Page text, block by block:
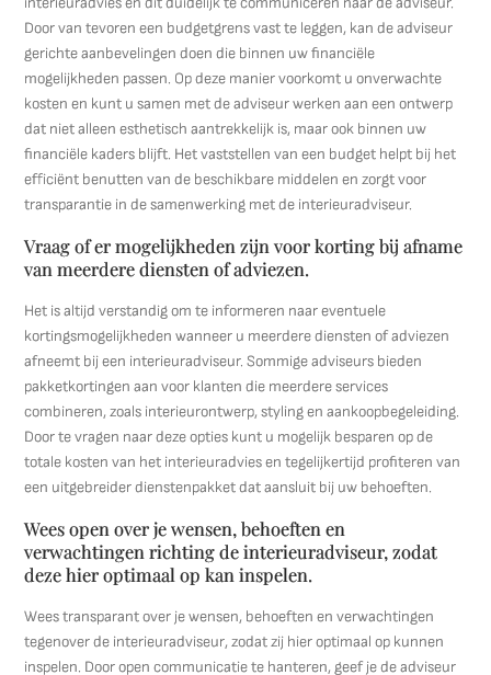
Door van tevoren een budgetgrens vast te leggen, kan de adviseur
gerichte aanbevelingen doen die binnen uw financiële
mogelijkheden passen. Op deze manier voorkomt u onverwachte
kosten en kunt u samen met de adviseur werken aan een ontwerp
dat niet alleen esthetisch aantrekkelijk is, maar ook binnen uw
financiële kaders blijft. Het vaststellen van een budget helpt bij het
efficiënt benutten van de beschikbare middelen en zorgt voor
transparantie in de samenwerking met de interieuradviseur.
Vraag of er mogelijkheden zijn voor korting bij afname
van meerdere diensten of adviezen.
Het is altijd verstandig om te informeren naar eventuele
kortingsmogelijkheden wanneer u meerdere diensten of adviezen
afneemt bij een interieuradviseur. Sommige adviseurs bieden
pakketkortingen aan voor klanten die meerdere services
combineren, zoals interieurontwerp, styling en aankoopbegeleiding.
Door te vragen naar deze opties kunt u mogelijk besparen op de
totale kosten van het interieuradvies en tegelijkertijd profiteren van
een uitgebreider dienstenpakket dat aansluit bij uw behoeften.
Wees open over je wensen, behoeften en
verwachtingen richting de interieuradviseur, zodat
deze hier optimaal op kan inspelen.
Wees transparant over je wensen, behoeften en verwachtingen
tegenover de interieuradviseur, zodat zij hier optimaal op kunnen
inspelen. Door open communicatie te hanteren, geef je de adviseur